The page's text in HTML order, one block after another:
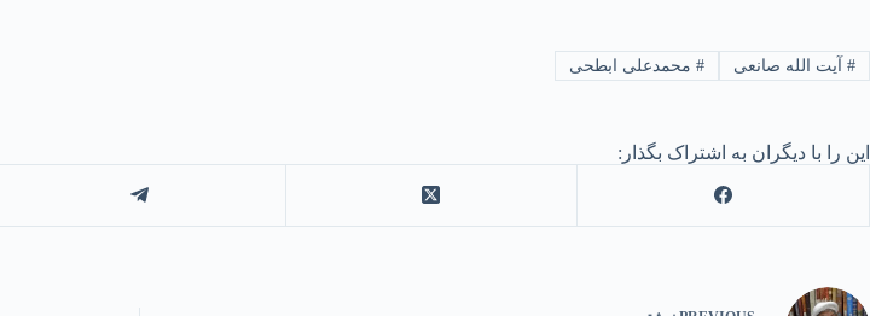
#آیت الله صانعی #محمدعلی ابطحی
این را با دیگران به اشتراک بگذار: